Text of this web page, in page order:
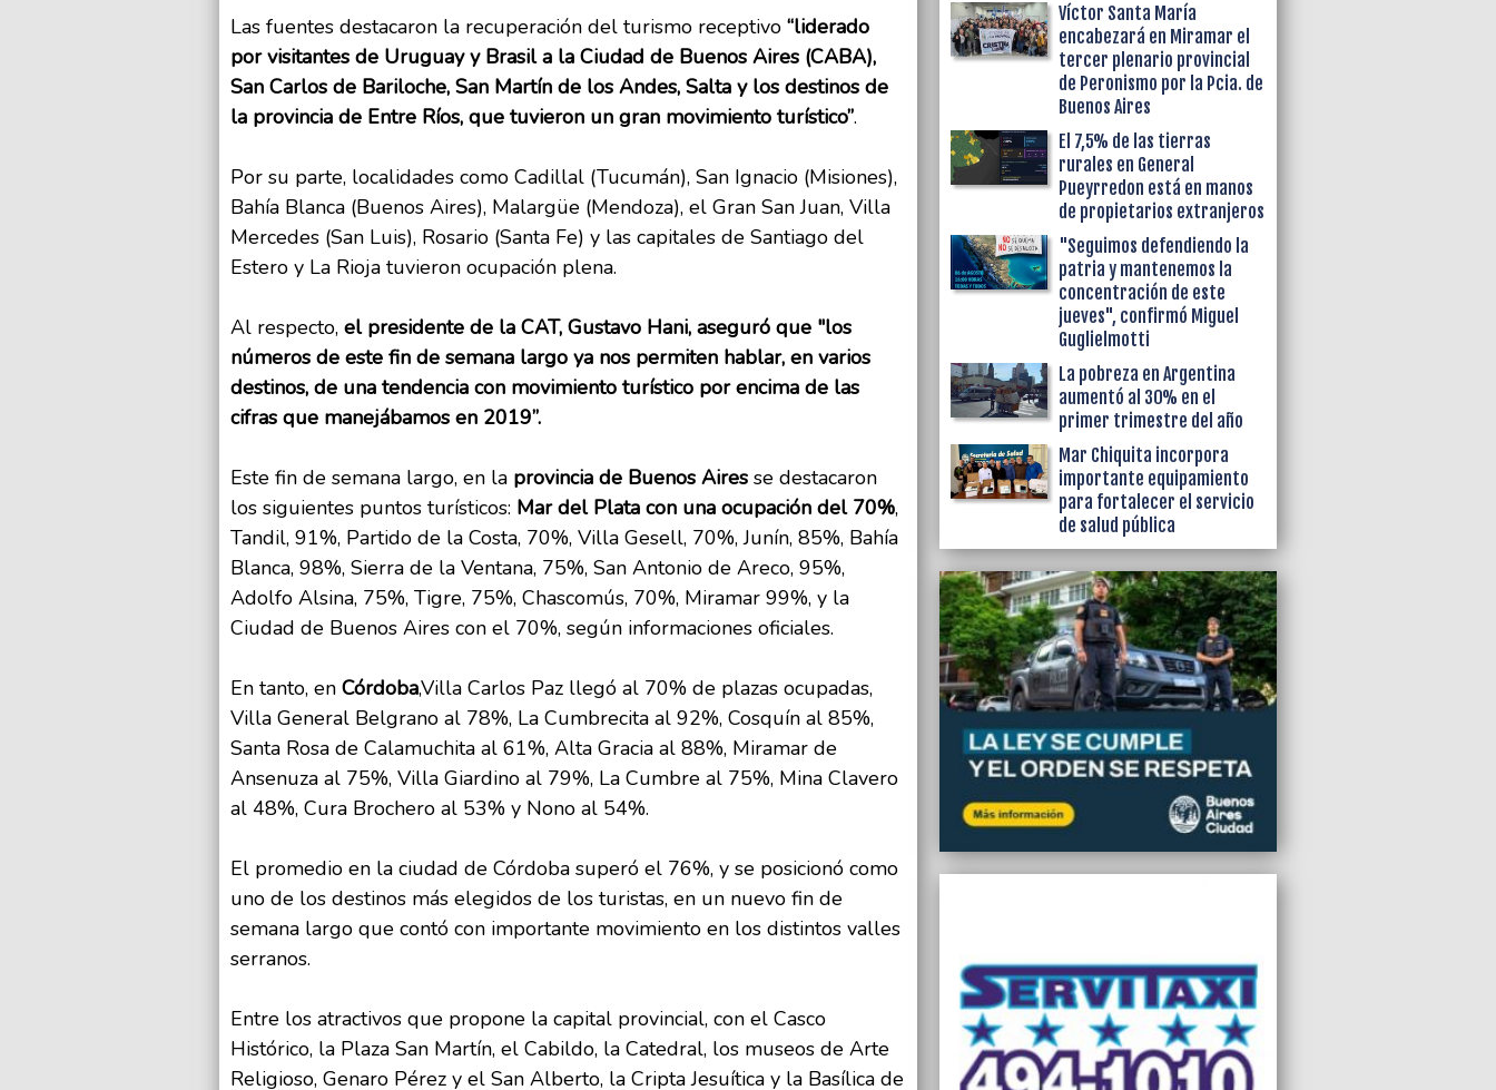
Las fuentes destacaron la recuperación del turismo receptivo “liderado
por visitantes de Uruguay y Brasil a la Ciudad de Buenos Aires (CABA),
San Carlos de Bariloche, San Martín de los Andes, Salta y los destinos de
la provincia de Entre Ríos, que tuvieron un gran movimiento turístico”.
Por su parte, localidades como Cadillal (Tucumán), San Ignacio (Misiones),
Bahía Blanca (Buenos Aires), Malargüe (Mendoza), el Gran San Juan, Villa
Mercedes (San Luis), Rosario (Santa Fe) y las capitales de Santiago del
Estero y La Rioja tuvieron ocupación plena.
Al respecto, el presidente de la CAT, Gustavo Hani, aseguró que "los
números de este fin de semana largo ya nos permiten hablar, en varios
destinos, de una tendencia con movimiento turístico por encima de las
cifras que manejábamos en 2019”.
Este fin de semana largo, en la provincia de Buenos Aires se destacaron
los siguientes puntos turísticos: Mar del Plata con una ocupación del 70%,
Tandil, 91%, Partido de la Costa, 70%, Villa Gesell, 70%, Junín, 85%, Bahía
Blanca, 98%, Sierra de la Ventana, 75%, San Antonio de Areco, 95%,
Adolfo Alsina, 75%, Tigre, 75%, Chascomús, 70%, Miramar 99%, y la
Ciudad de Buenos Aires con el 70%, según informaciones oficiales.
En tanto, en Córdoba,Villa Carlos Paz llegó al 70% de plazas ocupadas,
Villa General Belgrano al 78%, La Cumbrecita al 92%, Cosquín al 85%,
Santa Rosa de Calamuchita al 61%, Alta Gracia al 88%, Miramar de
Ansenuza al 75%, Villa Giardino al 79%, La Cumbre al 75%, Mina Clavero
al 48%, Cura Brochero al 53% y Nono al 54%.
El promedio en la ciudad de Córdoba superó el 76%, y se posicionó como
uno de los destinos más elegidos de los turistas, en un nuevo fin de
semana largo que contó con importante movimiento en los distintos valles
serranos.
Entre los atractivos que propone la capital provincial, con el Casco
Histórico, la Plaza San Martín, el Cabildo, la Catedral, los museos de Arte
Religioso, Genaro Pérez y el San Alberto, la Cripta Jesuítica y la Basílica de
Víctor Santa María
encabezará en Miramar el
tercer plenario provincial
de Peronismo por la Pcia. de
Buenos Aires
El 7,5% de las tierras
rurales en General
Pueyrredon está en manos
de propietarios extranjeros
"Seguimos defendiendo la
patria y mantenemos la
concentración de este
jueves", confirmó Miguel
Guglielmotti
La pobreza en Argentina
aumentó al 30% en el
primer trimestre del año
Mar Chiquita incorpora
importante equipamiento
para fortalecer el servicio
de salud pública